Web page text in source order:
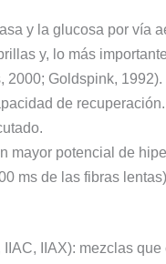
y la glucosa por vía
y, lo más
2000; Goldspink, 1992).
de
mayor potencial de
ms de las fibras
IIAC, IIAX): mezclas que